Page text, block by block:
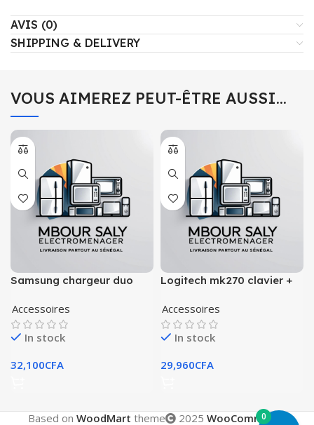
AVIS (0)
SHIPPING & DELIVERY
VOUS AIMEREZ PEUT-ÊTRE AUSSI…
Samsung chargeur duo
Accessoires
In stock
32,100CFA
Logitech mk270 clavier +
Accessoires
In stock
29,960CFA
Based on WoodMart theme 2025 WooCommerce
0